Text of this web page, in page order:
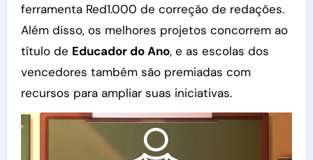
ferramenta Red1.000 de correção de redações.
Além disso, os melhores projetos concorrem ao
título de Educador do Ano, e as escolas dos
vencedores também são premiadas com
recursos para ampliar suas iniciativas.